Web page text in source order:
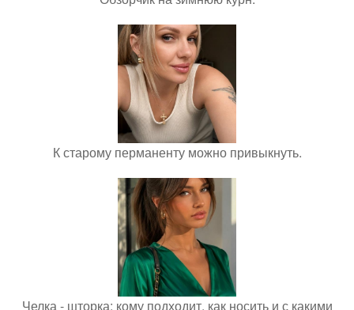
К старому перманенту можно привыкнуть.
Челка - шторка: кому подходит, как носить и с какими